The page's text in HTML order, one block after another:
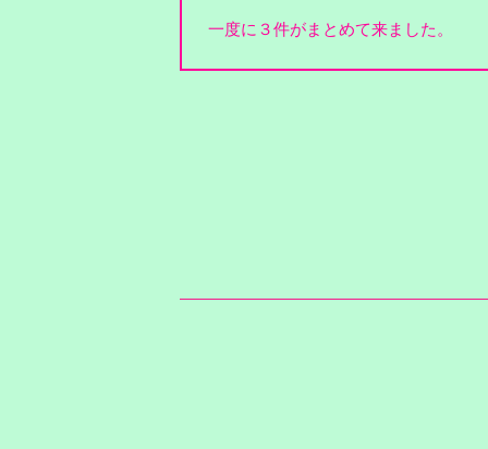
一度に３件がまとめて来ました。